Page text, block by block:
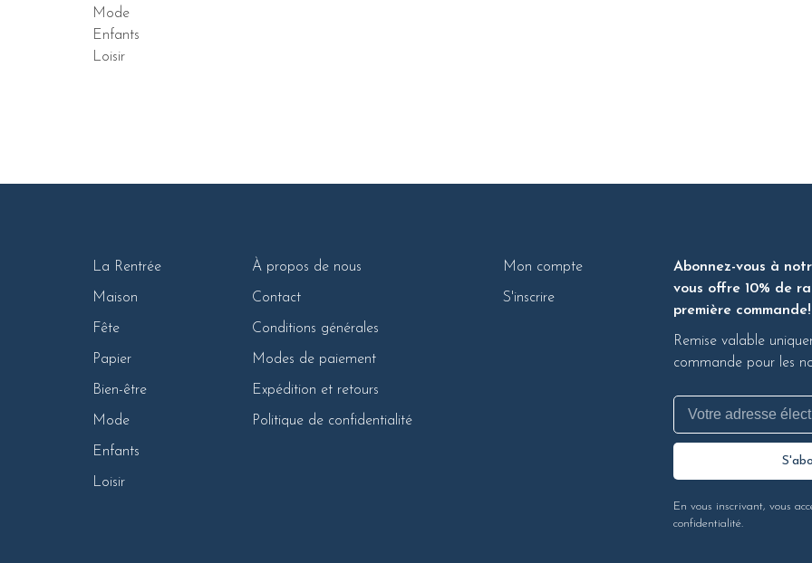
Mode
Enfants
Loisir
La Rentrée
Maison
Fête
Papier
Bien-être
Mode
Enfants
Loisir
À propos de nous
Contact
Conditions générales
Modes de paiement
Expédition et retours
Politique de confidentialité
Mon compte
S'inscrire
Abonnez-vous à
vous offre 10% de
première commande!
Remise valable
commande pour les
En vous inscrivant, vous
confidentialité.